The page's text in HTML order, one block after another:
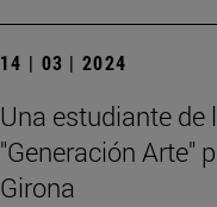
14 | 03 | 2024
Una estudiante
"Generación Arte"
Girona